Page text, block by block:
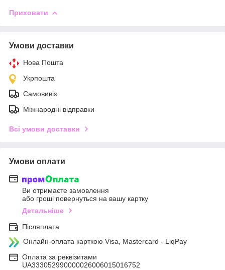
Приховати
Умови доставки
Нова Пошта
Укрпошта
Самовивіз
Міжнародні відправки
Всі умови доставки
Умови оплати
Ви отримаєте замовлення
або гроші повернуться на вашу картку
Детальніше
Післяплата
Онлайн-оплата карткою Visa, Mastercard - LiqPay
Оплата за реквізитами
UA333052990000026006015016752